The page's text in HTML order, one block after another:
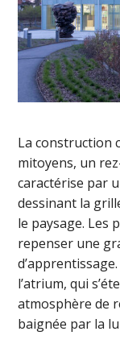
La construction
mitoyens, un
caractérise par
dessinant la
le paysage. Les
repenser une
l’atrium, qui
atmosphère de
baignée par la